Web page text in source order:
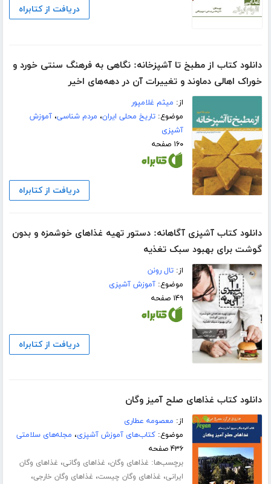
دریافت از کتابراه
دانلود کتاب از مطبخ تا آشپزخانه: نگاهی به فرهنگ سنتی خورد و
خوراک اهالی دماوند و تغییرات آن در دهه‌های اخیر
از: میثم غلامپور
موضوع:تاریخ محلی ایران، مردم شناسی،آموزش
آشپزی
۱۶۰ صفحه
دریافت از کتابراه
دانلود کتاب آشپزی آگاهانه: دستور تهیه غذاهای خوشمزه و بدون
گوشت برای بهبود سبک تغذیه
از:تال رونن
موضوع:آموزش آشپزی
۱۴۹ صفحه
دریافت از کتابراه
دانلود کتاب غذاهای صلح آمیز وگان
از: معصومه عطاری
موضوع:کتاب‌های آموزش آشپزی، مجله‌های سلامتی
۴۳۶ صفحه
برچسب‌ها: غذاهای وگان، غذاهای وگانی، غذاهای وگان
ایرانی، غذاهای وگان چیست، غذاهای وگان خارجی،